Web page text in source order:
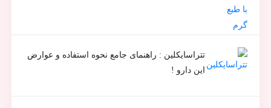
تتراسایکلین : راهنمای جامع نحوه استفاده و عوارض
این دارو !